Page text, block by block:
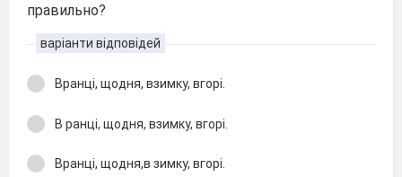
правильно?
варіанти відповідей
Вранці, щодня, взимку, вгорі.
В ранці, щодня, взимку, вгорі.
Вранці, щодня,в зимку, вгорі.